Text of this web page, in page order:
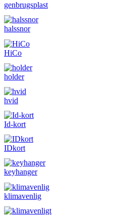
genbrugsplast
halssnor
HiCo
holder
hvid
Id-kort
IDkort
keyhanger
klimavenlig